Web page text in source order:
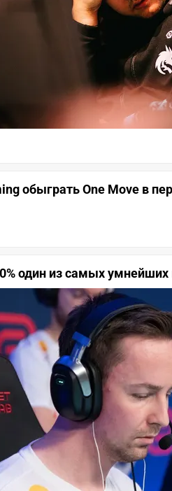
обыграть One Move в
один из самых умнейших